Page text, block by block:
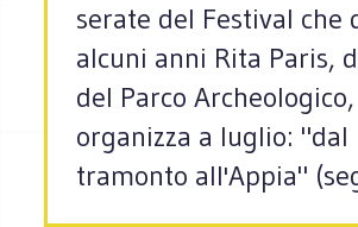
serate del Festival che
alcuni anni Rita Paris,
del Parco Archeologico,
organizza a luglio: "dal
tramonto all'Appia"